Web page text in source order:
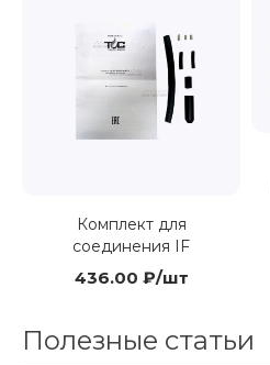
Комплект для
соединения IF
436.00 ₽/шт
Полезные статьи